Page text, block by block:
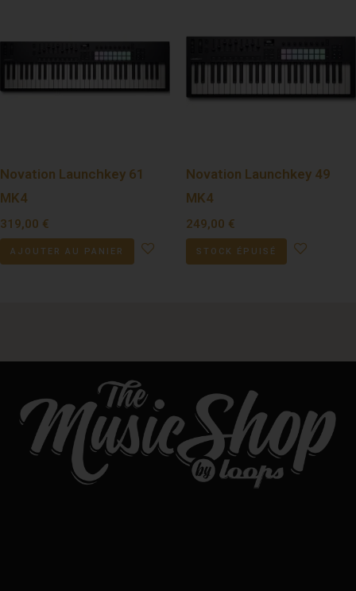
Novation Launchkey 61
MK4
319,00 €
AJOUTER AU PANIER
Novation Launchkey 49
MK4
249,00 €
STOCK ÉPUISÉ